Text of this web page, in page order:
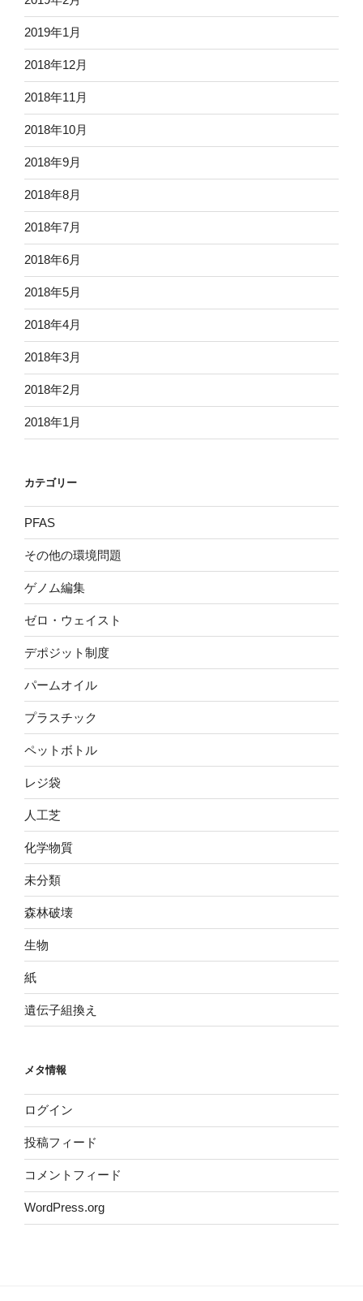
2019年1月
2018年12月
2018年11月
2018年10月
2018年9月
2018年8月
2018年7月
2018年6月
2018年5月
2018年4月
2018年3月
2018年2月
2018年1月
カテゴリー
PFAS
その他の環境問題
ゲノム編集
ゼロ・ウェイスト
デポジット制度
パームオイル
プラスチック
ペットボトル
レジ袋
人工芝
化学物質
未分類
森林破壊
生物
紙
遺伝子組換え
メタ情報
ログイン
投稿フィード
コメントフィード
WordPress.org